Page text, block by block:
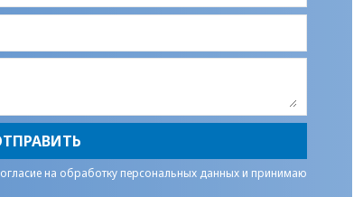
на обработку персональных данных и принимаю